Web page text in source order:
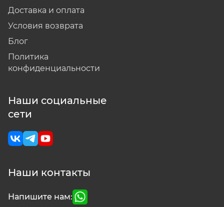
Доставка и оплата
Условия возврата
Блог
Политика
конфиденциальности
Наши социальные
сети
Наши контакты
Напишите нам: